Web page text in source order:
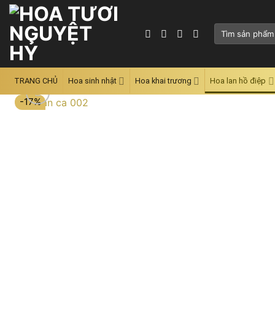
Skip
content
Tìm
TRANG CHỦ Hoa sinh nhật Hoa khai trương Hoa lan hồ điệp
-17%